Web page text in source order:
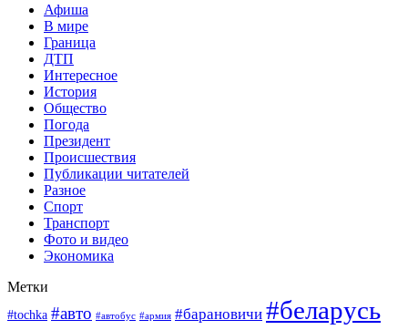
Афиша
В мире
Граница
ДТП
Интересное
История
Общество
Погода
Президент
Происшествия
Публикации читателей
Разное
Спорт
Транспорт
Фото и видео
Экономика
Метки
#tochka #авто #автобус #армия #барановичи #беларусь